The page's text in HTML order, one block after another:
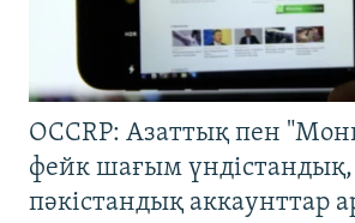
OCCRP: Азаттық пен
фейк шағым үндістандық,
пәкістандық аккаунттар